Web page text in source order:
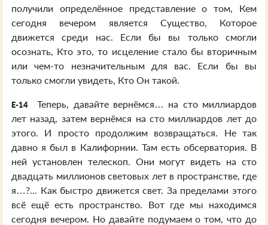
получили определённое представление о том, Кем
сегодня вечером является Существо, Которое
движется среди нас. Если бы вы только смогли
осознать, Кто это, то исцеление стало бы вторичным
или чем-то незначительным для вас. Если бы вы
только смогли увидеть, Кто Он такой.
E-14
Теперь, давайте вернёмся… на сто миллиардов
лет назад, затем вернёмся на сто миллиардов лет до
этого. И просто продолжим возвращаться. Не так
давно я был в Калифорнии. Там есть обсерватория. В
ней установлен телескоп. Они могут видеть на сто
двадцать миллионов световых лет в пространстве, где
я…?... Как быстро движется свет. За пределами этого
всё ещё есть пространство. Вот где мы находимся
сегодня вечером. Но давайте подумаем о том, что до